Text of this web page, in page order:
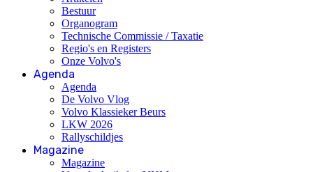
Bestuur
Organogram
Technische Commissie / Taxatie
Regio's en Registers
Onze Volvo's
Agenda
Agenda
De Volvo Vlog
Volvo Klassieker Beurs
LKW 2026
Rallyschildjes
Magazine
Magazine